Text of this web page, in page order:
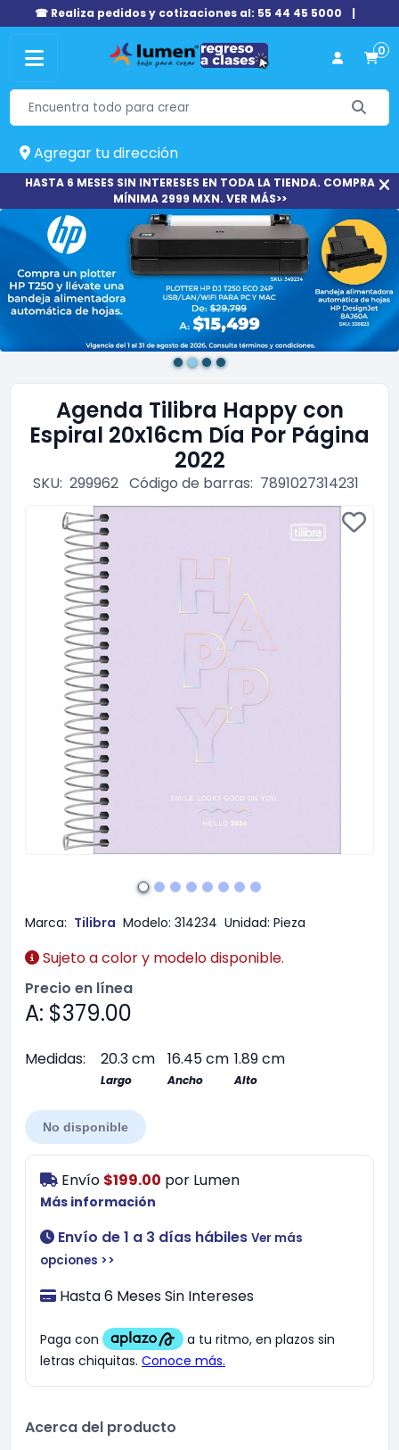
☎ Realiza pedidos y cotizaciones al: 55 44 45 5000 |
0
Agregar tu dirección
HASTA 6 MESES SIN INTERESES EN TODA LA TIENDA. COMPRA
MÍNIMA 2999 MXN. VER MÁS>>
Agenda Tilibra Happy con
Espiral 20x16cm Día Por Página
2022
SKU: 299962 Código de barras: 7891027314231
Marca: Tilibra Modelo: 314234 Unidad: Pieza
Sujeto a color y modelo disponible.
Precio en línea
A: $379.00
Medidas: 20.3 cm 16.45 cm 1.89 cm
Largo Ancho Alto
No disponible
Envío $199.00 por Lumen
Más información
Envío de 1 a 3 días hábiles Ver más
opciones >>
Hasta 6 Meses Sin Intereses
Acerca del producto